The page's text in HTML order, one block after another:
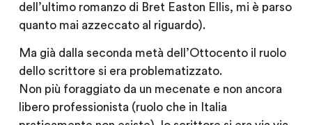
dell’ultimo romanzo di Bret Easton Ellis, mi è parso
quanto mai azzeccato al riguardo).
Ma già dalla seconda metà dell’Ottocento il ruolo
dello scrittore si era problematizzato.
Non più foraggiato da un mecenate e non ancora
libero professionista (ruolo che in Italia